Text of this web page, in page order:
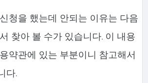
청을 했는데 안되는 이유는 다음
찾아 볼 수가 있습니다. 이 내용
약관에 있는 부분이니 참고해서
다.